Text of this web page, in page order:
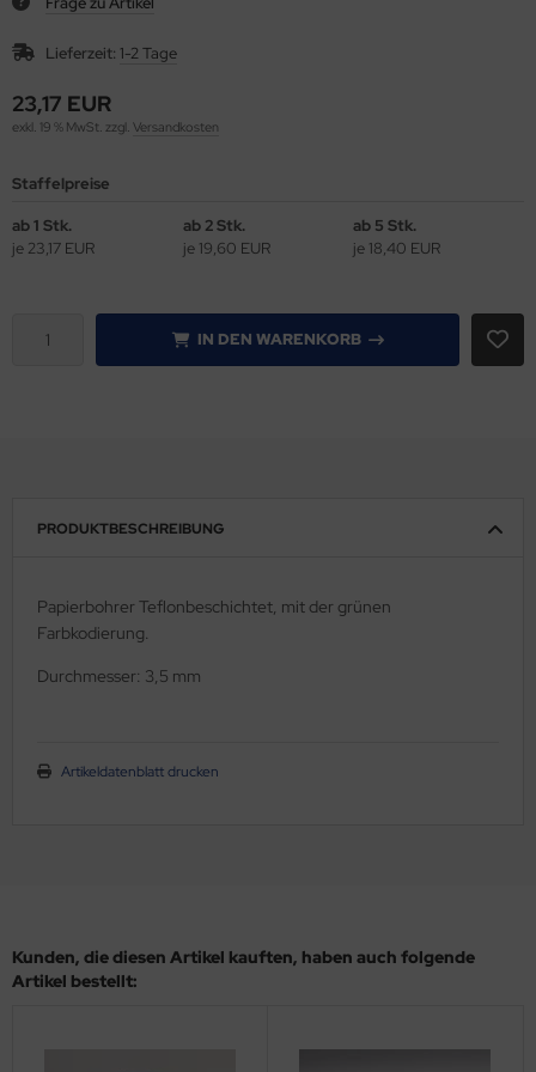
Lieferzeit: 1-2 Tage
23,17 EUR
exkl. 19 % MwSt. zzgl. Versandkosten
Staffelpreise
ab 1 Stk.
je 23,17 EUR
ab 2 Stk.
je 19,60 EUR
ab 5 Stk.
je 18,40 EUR
IN DEN WARENKORB
PRODUKTBESCHREIBUNG
Papierbohrer Teflonbeschichtet, mit der grünen
Farbkodierung.
Durchmesser: 3,5 mm
Artikeldatenblatt drucken
Kunden, die diesen Artikel kauften, haben auch folgende
Artikel bestellt:
& Falzen
/ Squarefold